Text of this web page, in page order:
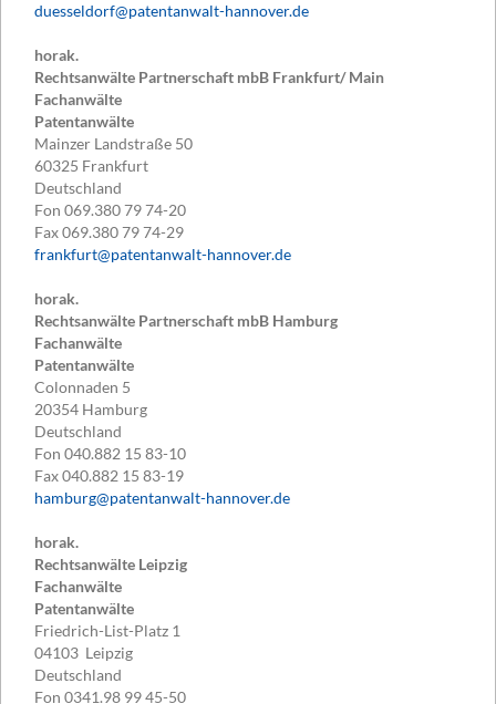
duesseldorf@patentanwalt-hannover.de
horak.
Rechtsanwälte Partnerschaft mbB Frankfurt/ Main
Fachanwälte
Patentanwälte
Mainzer Landstraße 50
60325 Frankfurt
Deutschland
Fon 069.380 79 74-20
Fax069.380 79 74-29
frankfurt@patentanwalt-hannover.de
horak.
Rechtsanwälte Partnerschaft mbB Hamburg
Fachanwälte
Patentanwälte
Colonnaden 5
20354 Hamburg
Deutschland
Fon 040.882 15 83-10
Fax040.882 15 83-19
hamburg@patentanwalt-hannover.de
horak.
Rechtsanwälte Leipzig
Fachanwälte
Patentanwälte
Friedrich-List-Platz 1
04103 Leipzig
Deutschland
Fon 0341.98 99 45-50